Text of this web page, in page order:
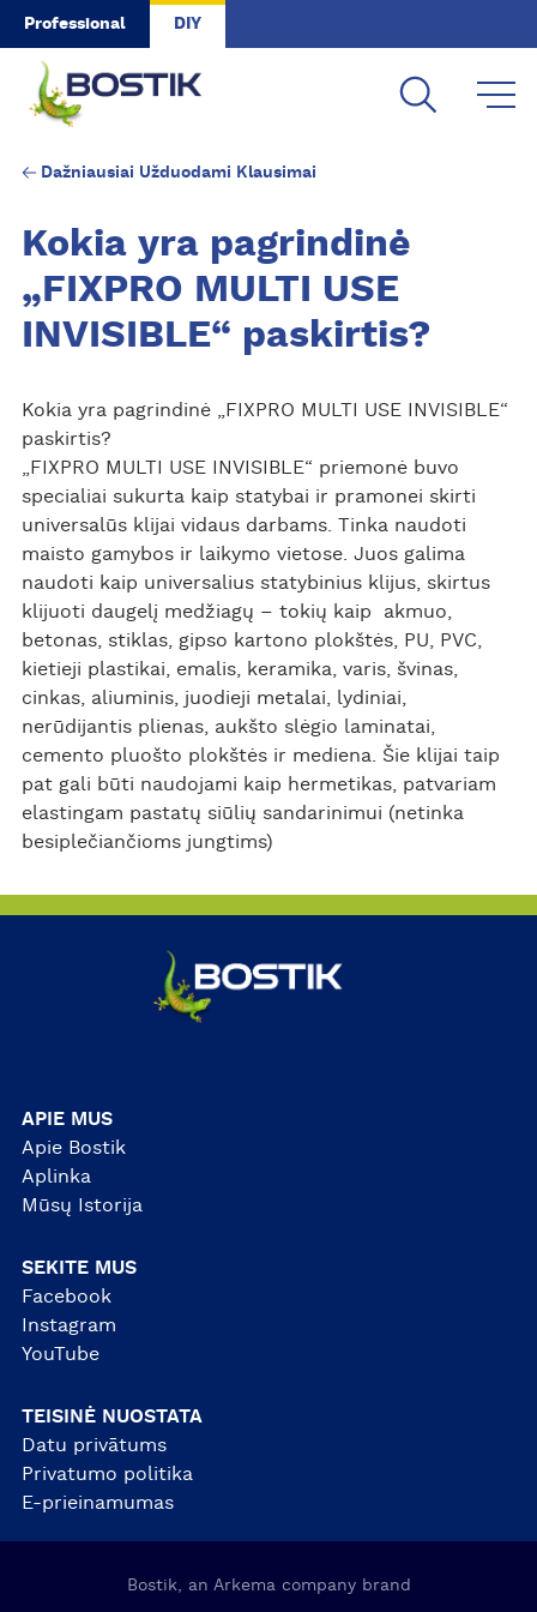
Skip to main content
Professional DIY
Dažniausiai Užduodami Klausimai
Kokia yra pagrindinė
„FIXPRO MULTI USE
INVISIBLE“ paskirtis?
Kokia yra pagrindinė „FIXPRO MULTI USE INVISIBLE“
paskirtis?
„FIXPRO MULTI USE INVISIBLE“ priemonė buvo
specialiai sukurta kaip statybai ir pramonei skirti
universalūs klijai vidaus darbams. Tinka naudoti
maisto gamybos ir laikymo vietose. Juos galima
naudoti kaip universalius statybinius klijus, skirtus
klijuoti daugelį medžiagų – tokių kaip akmuo,
betonas, stiklas, gipso kartono plokštės, PU, PVC,
kietieji plastikai, emalis, keramika, varis, švinas,
cinkas, aliuminis, juodieji metalai, lydiniai,
nerūdijantis plienas, aukšto slėgio laminatai,
cemento pluošto plokštės ir mediena. Šie klijai taip
pat gali būti naudojami kaip hermetikas, patvariam
elastingam pastatų siūlių sandarinimui (netinka
besiplečiančioms jungtims)
APIE MUS
Apie Bostik
Aplinka
Mūsų Istorija
SEKITE MUS
Facebook
Instagram
YouTube
TEISINĖ NUOSTATA
Datu privātums
Privatumo politika
E-prieinamumas
Bostik, an Arkema company brand